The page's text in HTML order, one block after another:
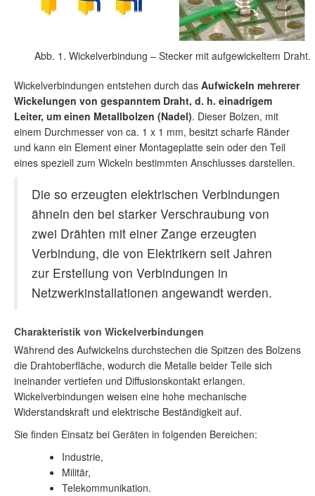
Abb. 1. Wickelverbindung – Stecker mit aufgewickeltem Draht.
Wickelverbindungen entstehen durch das Aufwickeln mehrerer
Wickelungen von gespanntem Draht, d. h. einadrigem
Leiter, um einen Metallbolzen (Nadel). Dieser Bolzen, mit
einem Durchmesser von ca. 1 x 1 mm, besitzt scharfe Ränder
und kann ein Element einer Montageplatte sein oder den Teil
eines speziell zum Wickeln bestimmten Anschlusses darstellen.
Die so erzeugten elektrischen Verbindungen
ähneln den bei starker Verschraubung von
zwei Drähten mit einer Zange erzeugten
Verbindung, die von Elektrikern seit Jahren
zur Erstellung von Verbindungen in
Netzwerkinstallationen angewandt werden.
Charakteristik von Wickelverbindungen
Während des Aufwickelns durchstechen die Spitzen des Bolzens
die Drahtoberfläche, wodurch die Metalle beider Teile sich
ineinander vertiefen und Diffusionskontakt erlangen.
Wickelverbindungen weisen eine hohe mechanische
Widerstandskraft und elektrische Beständigkeit auf.
Sie finden Einsatz bei Geräten in folgenden Bereichen:
Industrie,
Militär,
Telekommunikation.